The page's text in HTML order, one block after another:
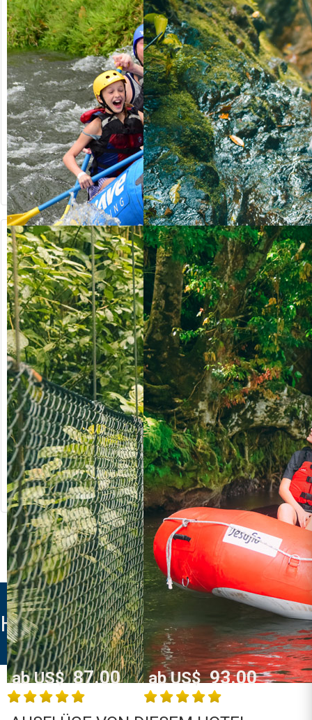
ab US$90.50
RIVER RAFTING
Costa Rica
La Fortuna /
Arenal
MEHR INFO
ab US$
123.00
LOST CANYON
Costa Rica
La Fortuna /
Arenal
MEHR INFO
ab US$87.00 ab US$93.00
HOTEL VILLAS VISTA ARENAL